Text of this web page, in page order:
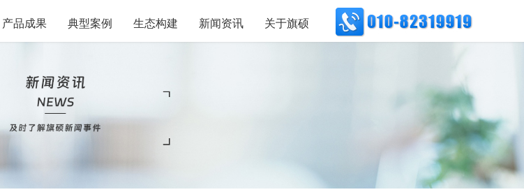
产品成果 典型案例 生态构建 新闻资讯 关于旗硕